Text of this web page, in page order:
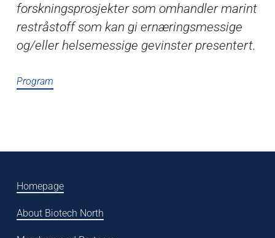
forskningsprosjekter som omhandler marint
restråstoff som kan gi ernæringsmessige
og/eller helsemessige gevinster presentert.
Program
Homepage
About Biotech North